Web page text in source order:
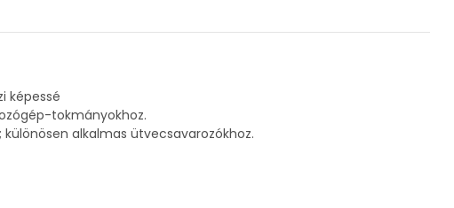
képessé
tokmányokhoz.
alkalmas ütvecsavarozókhoz.